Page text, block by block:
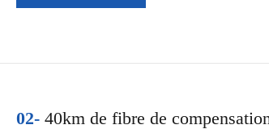
02-40km de fibre de